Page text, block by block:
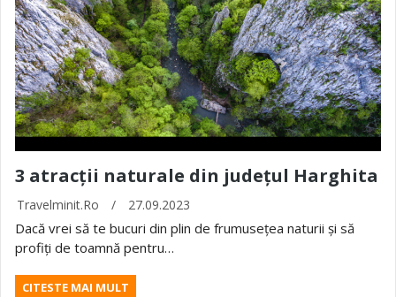
3 atracții naturale din județul Harghita
Travelminit.ro / 27.09.2023
Dacă vrei să te bucuri din plin de frumusețea naturii și să
profiți de toamnă pentru…
CITESTE MAI MULT